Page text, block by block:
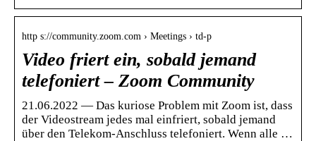
http s://community.zoom.com › Meetings › td-p
Video friert ein, sobald jemand
telefoniert – Zoom Community
21.06.2022 — Das kuriose Problem mit Zoom ist, dass
der Videostream jedes mal einfriert, sobald jemand
über den Telekom-Anschluss telefoniert. Wenn alle …